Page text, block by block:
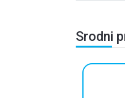
Srodni